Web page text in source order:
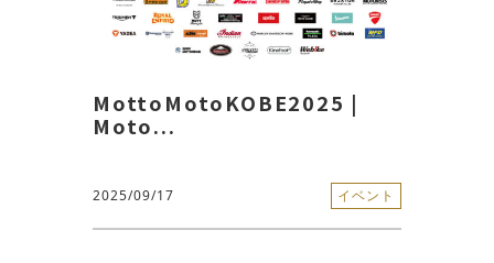
MottoMotoKOBE2025 |
Moto...
2025/09/17 イベント